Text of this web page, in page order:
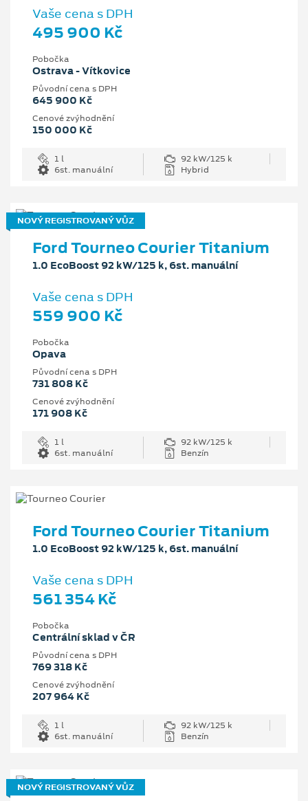
Vaše cena s DPH
495 900 Kč
Pobočka
Ostrava - Vítkovice
Původní cena s DPH
645 900 Kč
Cenové zvýhodnění
150 000 Kč
1 l
92 kW/125 k
6st. manuální
Hybrid
NOVÝ REGISTROVANÝ VŮZ
Ford Tourneo Courier Titanium
1.0 EcoBoost 92 kW/125 k, 6st. manuální
Vaše cena s DPH
559 900 Kč
Pobočka
Opava
Původní cena s DPH
731 808 Kč
Cenové zvýhodnění
171 908 Kč
1 l
92 kW/125 k
6st. manuální
Benzín
Ford Tourneo Courier Titanium
1.0 EcoBoost 92 kW/125 k, 6st. manuální
Vaše cena s DPH
561 354 Kč
Pobočka
Centrální sklad v ČR
Původní cena s DPH
769 318 Kč
Cenové zvýhodnění
207 964 Kč
1 l
92 kW/125 k
6st. manuální
Benzín
NOVÝ REGISTROVANÝ VŮZ